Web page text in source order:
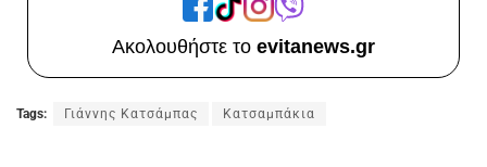
Ακολουθήστε το evitanews.gr
Tags: Γιάννης Κατσάμπας Κατσαμπάκια